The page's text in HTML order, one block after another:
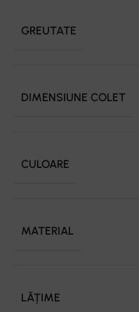
GREUTATE
DIMENSIUNE COLET
CULOARE
MATERIAL
LĂȚIME